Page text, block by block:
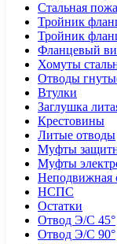
Стальная
Тройник
Тройник
Фланцевый
Хомуты
Отводы
Втулки
Заглушка
Крестовины
Литые отводы
Муфты
Муфты
Неподвижная
НСПС
Остатки
Отвод Э/С 45°
Отвод Э/С 90°